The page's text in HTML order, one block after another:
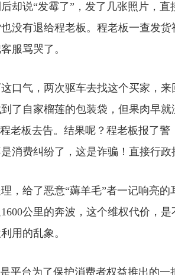
却说“发霉了”，发了几张照片，直
没有退给程老板。程老板一查发
服骂哭了。
气，两次驱车去找这个买家，来
了自家榴莲的包装袋，但果肉早
老板去告。结果呢？程老板报了
消费纠纷了，这是诈骗！直接行政
给了恶意“薅羊毛”者一记响亮的
公里的奔波，这个维权代价，
用的乱象。
台为了保护消费者权益推出的一